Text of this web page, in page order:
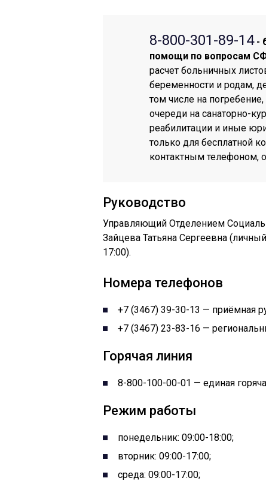
8-800-301-89-14-
помощи по вопросам
расчет больничных
беременности и родам,
том числе на
очереди на санаторно-
реабилитации и иные
только для бесплатной
контактным телефоном,
Руководство
Управляющий Отделением
Зайцева Татьяна Сергеевна
17:00).
Номера телефонов
+7 (3467) 39-30-13 — приёмная
+7 (3467) 23-83-16 —
Горячая линия
8-800-100-00-01 — единая
Режим работы
понедельник: 09:00-18:00;
вторник: 09:00-17:00;
среда: 09:00-17:00;